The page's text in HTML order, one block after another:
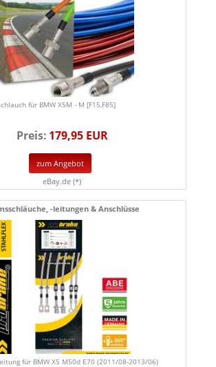
für BMW X5M - M [F15,F85]
Preis: 179,95 EUR
zum Angebot
eBay.de (*)
-leitungen & Anschlüsse
für BMW X5 M50d E70 (2011/08-2013/06)